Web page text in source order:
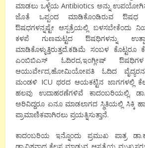
ಮಾಡಲು ಒಳ್ಳೆಯ Antibiotics ಅನ್ನು
ಜೊತೆ ಒಪ್ಪಂದ ಮಾಡಿಕೊಂಡಿರುವ ಔಷಧ
ಔಷಧಗಳನ್ನಷ್ಟೇ ಆಸ್ಪತ್ರೆಯಲ್ಲಿ ಬಳಸಬೇಕೆಂದು
ಕಳಪೆ ಗುಣಮಟ್ಟದ ಔಷಧಿಗಳನ್ನು
ಮಾಡಿಕೊಳ್ಳುತ್ತಿರುತ್ತದೆ.ಕಡಿಮೆ ಸಂಬಳ ಕೊಟ್ಟರೂ
ಎಂಬಿಬಿಎಸ್ ಓದಿರದ,ಇಂಗ್ಲೀಷ್
ಆಯುರ್ವೇದ,ಹೋಮಿಯೋಪತಿ ಓದಿದ
ಮಂಡಳಿ ICU ಥರದ ಆಯಕಟ್ಟಿನ ಜಾಗಗಳಲ್ಲಿ
ಹಲವು ಉದಾಹರಣೆಗಳಿವೆ ಕಾದಂಬರಿಯಲ್ಲಿ.
ಅರಿವಿದ್ದರೂ ಏನೂ ಮಾಡಲಾಗದ ಸ್ಥಿತಿಯಲ್ಲಿ ಸಿಕ್ಕಿ
ಪ್ರಾಮಾಣಿಕವಾಗಿರಲು ಪ್ರಯತ್ನಿಸುತ್ತಾನೆ.
ಕಾದಂಬರಿಯ ಇನ್ನೊಂದು ಪ್ರಮುಖ ಪಾತ್ರ
ಡಾ.ವಿಶ್ವನಾಥ ಕೆಲಸ ಮಾಡುವ ಆಸ್ಪತ್ರೆಯ